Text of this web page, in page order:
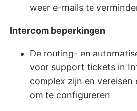
weer e-mails te
Intercom beperkingen
De routing- en
voor support tickets in
complex zijn en vereisen
om te configureren